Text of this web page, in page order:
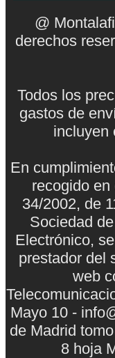
@
derechos
Todos los
gastos de
incluyen
En
recogido
34/2002, de
Sociedad
Electrónico,
prestador del
web
Mayo 10 -
de Madrid
8 hoja